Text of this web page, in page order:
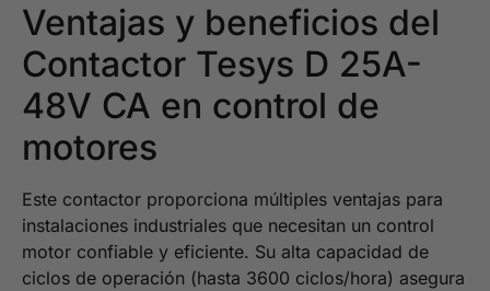
Ventajas y beneficios del
Contactor Tesys D 25A-
48V CA en control de
motores
Este contactor proporciona múltiples ventajas para
instalaciones industriales que necesitan un control
motor confiable y eficiente. Su alta capacidad de
ciclos de operación (hasta 3600 ciclos/hora) asegura